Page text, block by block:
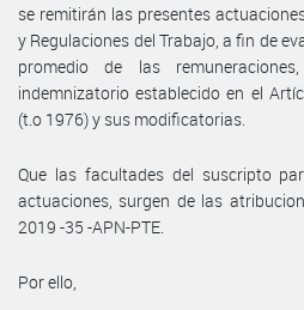
se remitirán las presentes
y Regulaciones del Trabajo, a fin de
promedio de las
indemnizatorio establecido en el
(t.o 1976) y sus modificatorias.
Que las facultades del suscripto
actuaciones, surgen de las
2019 -35 -APN-PTE.
Por ello,